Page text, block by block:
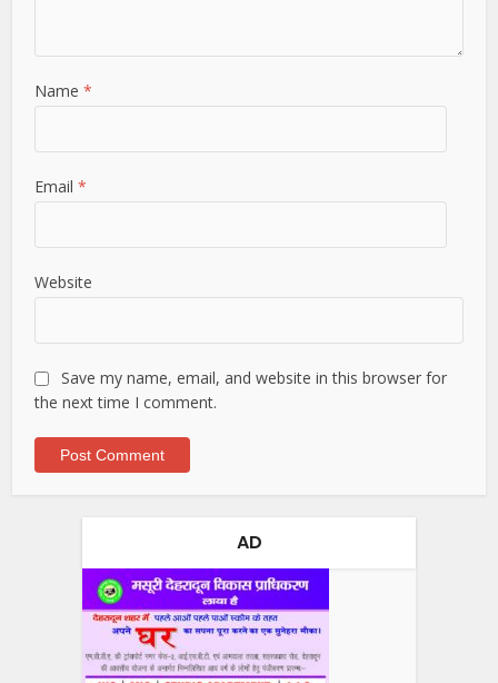
Name*
Email*
Website
Save my name, email, and website in this browser for
the next time I comment.
AD